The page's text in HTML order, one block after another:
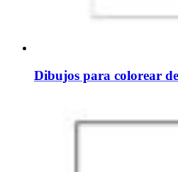
Dibujos para colorear